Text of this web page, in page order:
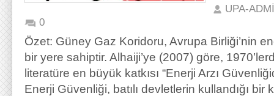
UPA-
0
Özet: Güney Gaz Koridoru, Avrupa Birliği’nin
bir yere sahiptir. Alhaiji’ye (2007) göre,
literatüre en büyük katkısı “Enerji Arzı
Enerji Güvenliği, batılı devletlerin kullandığı bir